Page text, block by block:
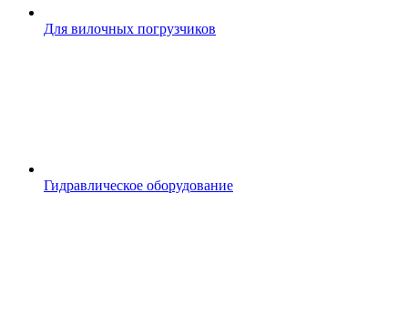
Для вилочных погрузчиков
Гидравлическое оборудование